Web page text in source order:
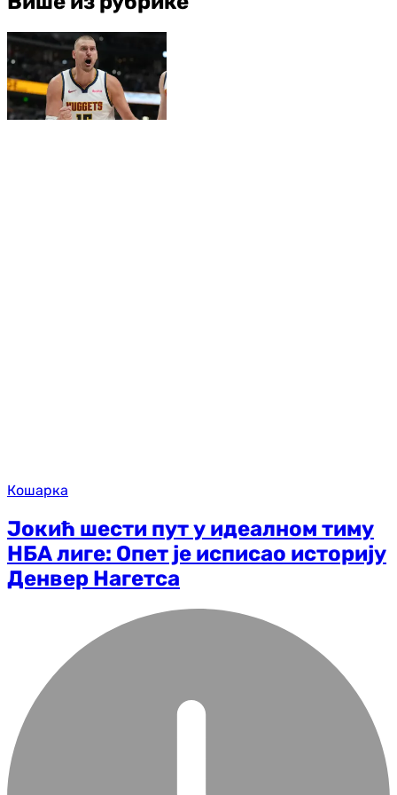
Кошарка
Јокић шести пут у идеалном тиму
НБА лиге: Опет је исписао историју
Денвер Нагетса